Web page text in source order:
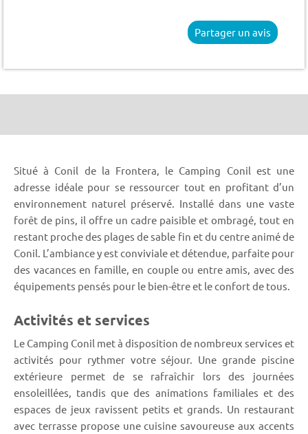
Partager un avis
Situé à Conil de la Frontera, le Camping Conil est une
adresse idéale pour se ressourcer tout en profitant d’un
environnement naturel préservé. Installé dans une vaste
forêt de pins, il offre un cadre paisible et ombragé, tout en
restant proche des plages de sable fin et du centre animé de
Conil. L’ambiance y est conviviale et détendue, parfaite pour
des vacances en famille, en couple ou entre amis, avec des
équipements pensés pour le bien-être et le confort de tous.
Activités et services
Le Camping Conil met à disposition de nombreux services et
activités pour rythmer votre séjour. Une grande piscine
extérieure permet de se rafraîchir lors des journées
ensoleillées, tandis que des animations familiales et des
espaces de jeux ravissent petits et grands. Un restaurant
avec terrasse propose une cuisine savoureuse aux accents